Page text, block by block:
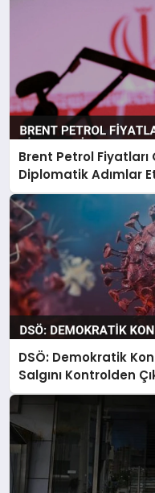
Brent Petrol
Diplomatik Adımlar
DSÖ: Demokratik
Salgını Kontrolden